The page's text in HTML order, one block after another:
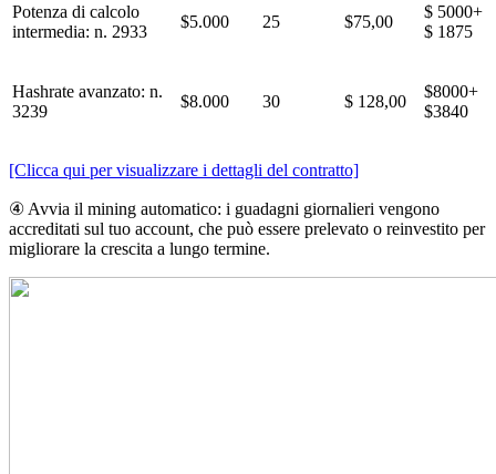
Potenza di calcolo
intermedia: n. 2933
$5.000 25 $75,00
$ 5000+
$ 1875
Hashrate avanzato: n.
3239
$8.000 30 $ 128,00
$8000+
$3840
[Clicca qui per visualizzare i dettagli del contratto]
④ Avvia il mining automatico: i guadagni giornalieri vengono
accreditati sul tuo account, che può essere prelevato o reinvestito per
migliorare la crescita a lungo termine.